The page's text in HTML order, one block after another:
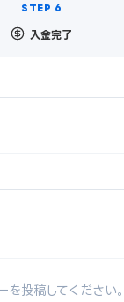
入金完了
投稿してください。